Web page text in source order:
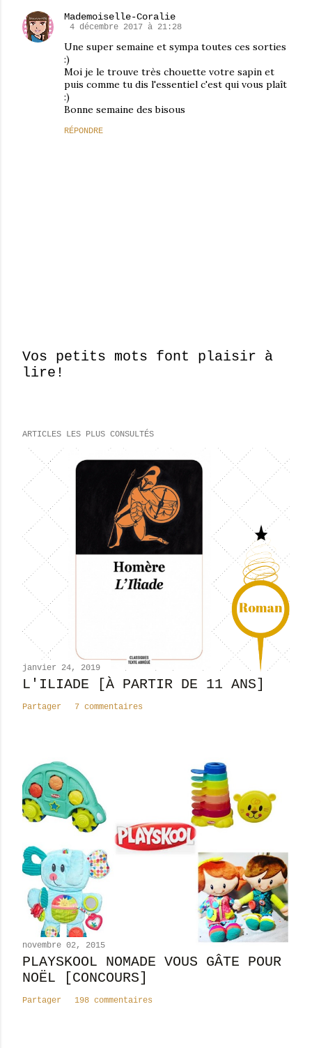
Mademoiselle-Coralie
4 décembre 2017 à 21:28
Une super semaine et sympa toutes ces sorties
:)
Moi je le trouve très chouette votre sapin et
puis comme tu dis l'essentiel c'est qui vous plaît
:)
Bonne semaine des bisous
RÉPONDRE
E
g
t
r
c
m
n
t
i
Vos petits mots font plaisir à
lire!
ARTICLES LES PLUS CONSULTÉS
janvier 24, 2019
L'ILIADE [À PARTIR DE 11 ANS]
Partager 7 commentaires
novembre 02, 2015
PLAYSKOOL NOMADE VOUS GÂTE POUR
NOËL [CONCOURS]
Partager 198 commentaires